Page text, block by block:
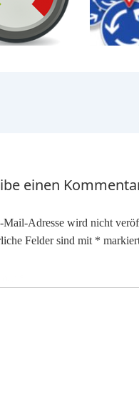
einen
Mail-Adresse wird nicht
Felder sind mit *